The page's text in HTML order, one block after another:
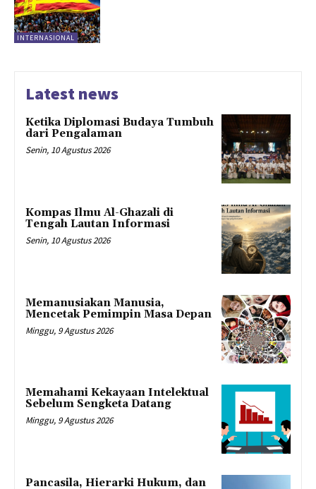
INTERNASIONAL
Latest news
Ketika Diplomasi Budaya Tumbuh
dari Pengalaman
Senin, 10 Agustus 2026
Kompas Ilmu Al-Ghazali di
Tengah Lautan Informasi
Senin, 10 Agustus 2026
Memanusiakan Manusia,
Mencetak Pemimpin Masa Depan
Minggu, 9 Agustus 2026
Memahami Kekayaan Intelektual
Sebelum Sengketa Datang
Minggu, 9 Agustus 2026
Pancasila, Hierarki Hukum, dan